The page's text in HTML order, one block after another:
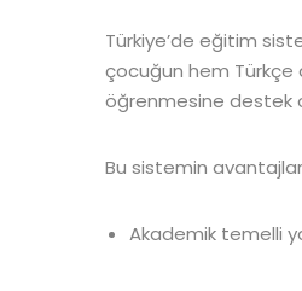
Türkiye’de eğitim
çocuğun hem Türkçe
öğrenmesine destek
Bu sistemin
Akademik temelli